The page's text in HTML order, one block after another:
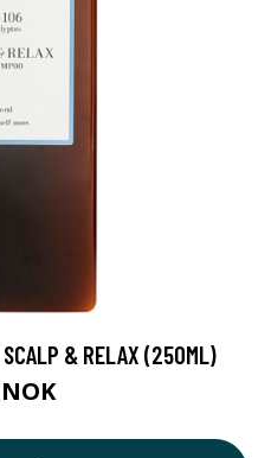
SCALP & RELAX (250ML)